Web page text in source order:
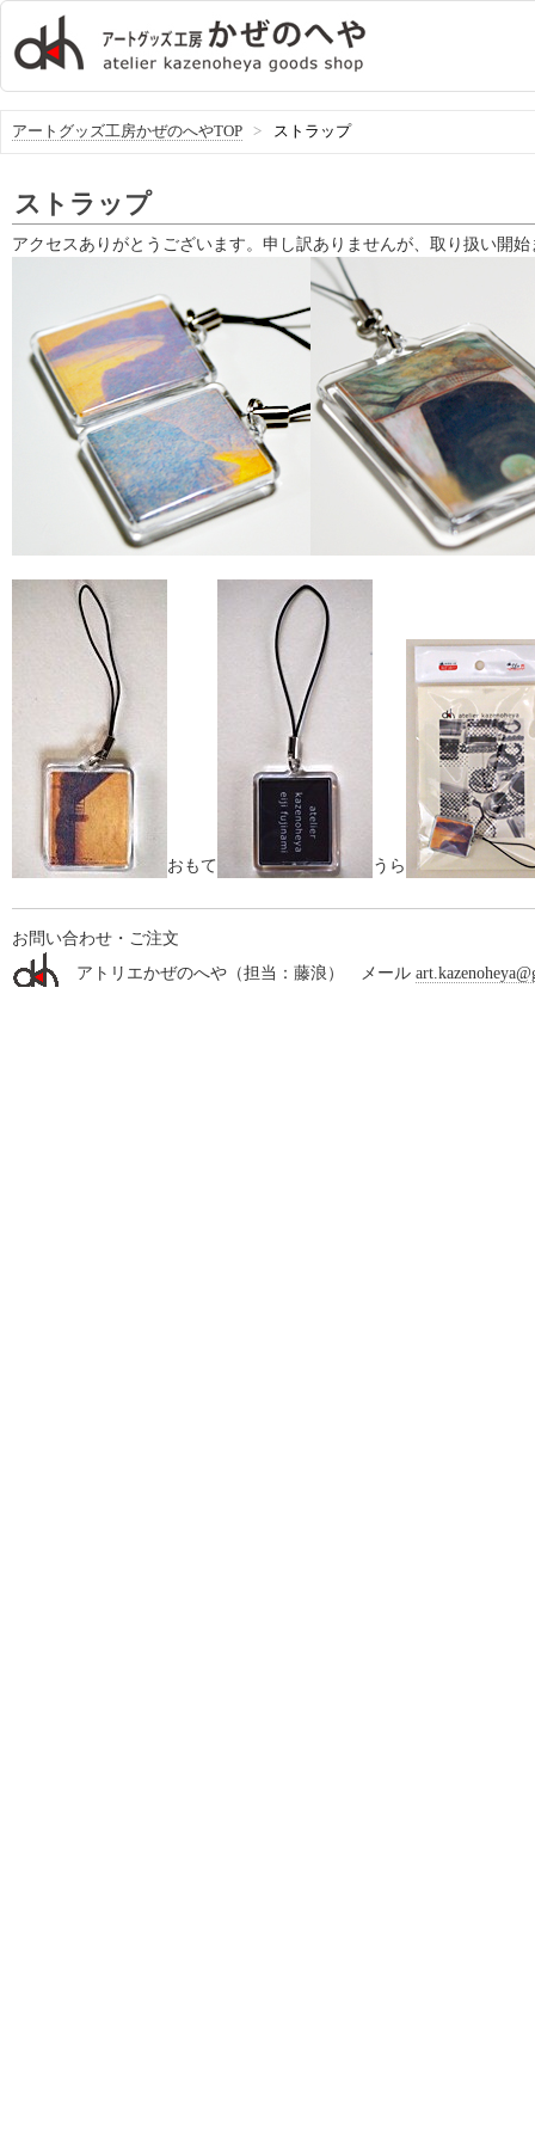
アートグッズ工房かぜのへやTOP > ストラップ
ストラップ
アクセスありがとうございます。申し訳ありませんが、取り扱い開
おもて うら
お問い合わせ・ご注文
アトリエかぜのへや（担当：藤浪） メール